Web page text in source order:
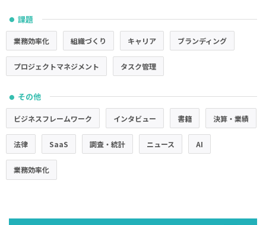
● 課題
業務効率化 組織づくり キャリア ブランディング
プロジェクトマネジメント タスク管理
● その他
ビジネスフレームワーク インタビュー 書籍 決算・業績
法律 SaaS 調査・統計 ニュース AI
業務効率化